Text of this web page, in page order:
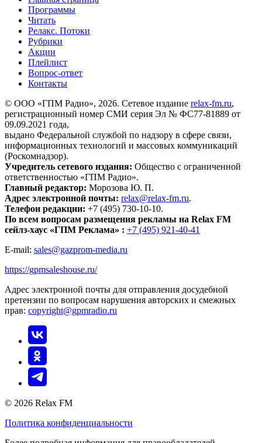
Программы
Читать
Релакс. Потоки
Рубрики
Акции
Плейлист
Вопрос-ответ
Контакты
© ООО «ГПМ Радио», 2026. Сетевое издание relax-fm.ru,
регистрационный номер СМИ серия Эл № ФС77-81889 от
09.09.2021 года,
выдано Федеральной службой по надзору в сфере связи,
информационных технологий и массовых коммуникаций
(Роскомнадзор).
Учредитель сетевого издания: Общество с ограниченной
ответственностью «ГПМ Радио».
Главный редактор: Морозова Ю. П.
Адрес электронной почты: relax@relax-fm.ru.
Телефон редакции: +7 (495) 730-10-10.
По всем вопросам размещения рекламы на Relax FM
сейлз-хаус «ГПМ Реклама» : +7 (495) 921-40-41
E-mail: sales@gazprom-media.ru
https://gpmsaleshouse.ru/
Адрес электронной почты для отправления досудебной
претензии по вопросам нарушения авторских и смежных
прав: copyright@gpmradio.ru
© 2026 Relax FM
Политика конфиденциальности